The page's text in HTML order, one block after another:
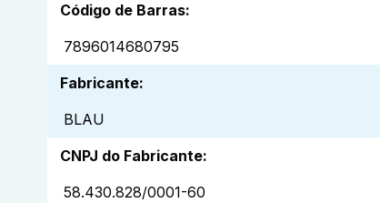
Código de Barras:
7896014680795
Fabricante:
BLAU
CNPJ do Fabricante:
58.430.828/0001-60